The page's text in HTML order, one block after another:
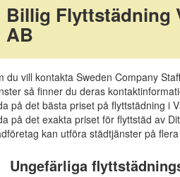
Billig Flyttstädning
AB
du vill kontakta Sweden Company
så finner du deras
på det bästa priset på flyttstädning i
på det exakta priset för flyttstäd av
kan utföra städtjänster på
Ungefärliga